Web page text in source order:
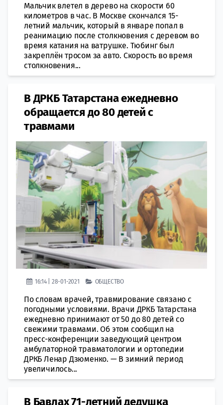
Мальчик влетел в дерево на скорости 60
километров в час. В Москве скончался 15-
летний мальчик, который в январе попал в
реанимацию после столкновения с деревом во
время катания на ватрушке. Тюбинг был
закреплён тросом за авто. Скорость во время
столкновения...
В ДРКБ Татарстана ежедневно
обращается до 80 детей с
травмами
16:14 | 28-01-2021 ОБЩЕСТВО
По словам врачей, травмирование связано с
погодными условиями. Врачи ДРКБ Татарстана
ежедневно принимают от 50 до 80 детей со
свежими травмами. Об этом сообщил на
пресс-конференции заведующий центром
амбулаторной травматологии и ортопедии
ДРКБ Ленар Дзюменко. — В зимний период
увеличилось...
В Бавлах 71-летний дедушка